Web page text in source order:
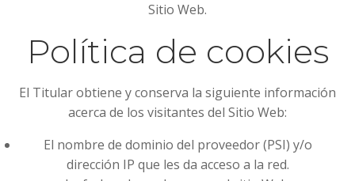
Sitio Web.
Política de cookies
El Titular obtiene y conserva la siguiente información
acerca de los visitantes del Sitio Web:
El nombre de dominio del proveedor (PSI) y/o
dirección IP que les da acceso a la red.